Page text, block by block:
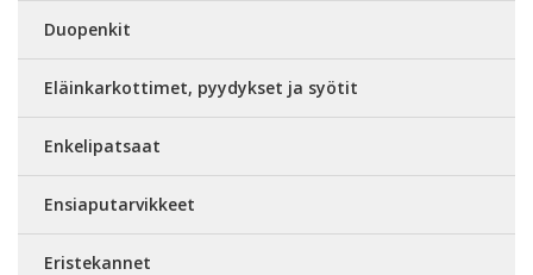
Duopenkit
Eläinkarkottimet, pyydykset ja syötit
Enkelipatsaat
Ensiaputarvikkeet
Eristekannet